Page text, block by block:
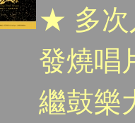
★ 多次
發燒唱
繼鼓樂